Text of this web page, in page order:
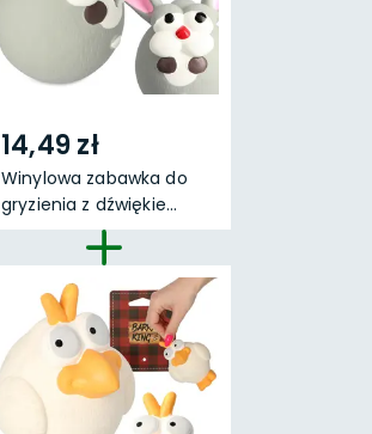
14,49 zł
Winylowa zabawka do
gryzienia z dźwiękie...